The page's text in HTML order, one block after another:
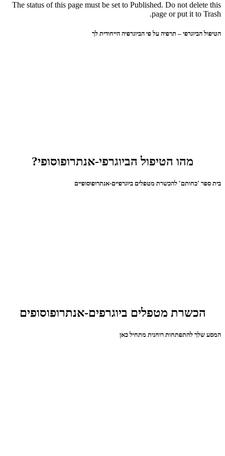
The status of this page must be set to Published. Do not delete this
page or put it to Trash.
הטיפול הביוגרפי – תרפיה על פי הביוגרפיה הייחודית לך
מהו הטיפול הביוגרפי-אנתרופוסופי?
בית ספר 'כחותם' להכשרת מטפלים ביוגרפיים-אנתרופוסופיים
הכשרת מטפלים ביוגרפים-אנתרופוסופים
המסע שלך להתפתחות רוחנית מתחיל כאן